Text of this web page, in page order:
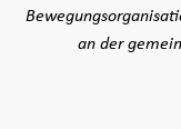
an der